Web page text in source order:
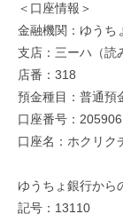
＜口座情報＞
金融機関：ゆうち
支店：三ーハ（読
店番：318
預金種目：普通預
口座番号：
口座名：ホクリク
ゆうちょ銀行から
記号：13110